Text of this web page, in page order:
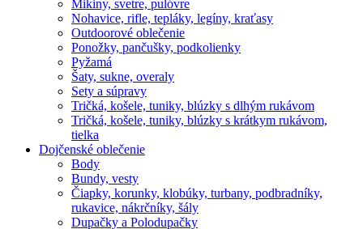
Mikiny, svetre, pulóvre
Nohavice, rifle, tepláky, legíny, kraťasy
Outdoorové oblečenie
Ponožky, pančušky, podkolienky
Pyžamá
Šaty, sukne, overaly
Sety a súpravy
Tričká, košele, tuniky, blúzky s dlhým rukávom
Tričká, košele, tuniky, blúzky s krátkym rukávom,
tielka
Dojčenské oblečenie
Body
Bundy, vesty
Čiapky, korunky, klobúky, turbany, podbradníky,
rukavice, nákrčníky, šály
Dupačky a Polodupačky